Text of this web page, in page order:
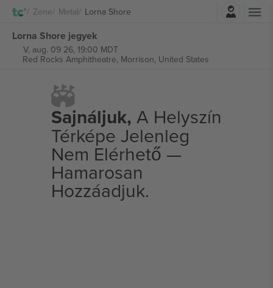
Zene Metal Lorna Shore
Lorna Shore jegyek
V, aug. 09 26, 19:00 MDT
Red Rocks Amphitheatre, Morrison, United States
Sajnáljuk, A Helyszín
Térképe Jelenleg
Nem Elérhető —
Hamarosan
Hozzáadjuk.